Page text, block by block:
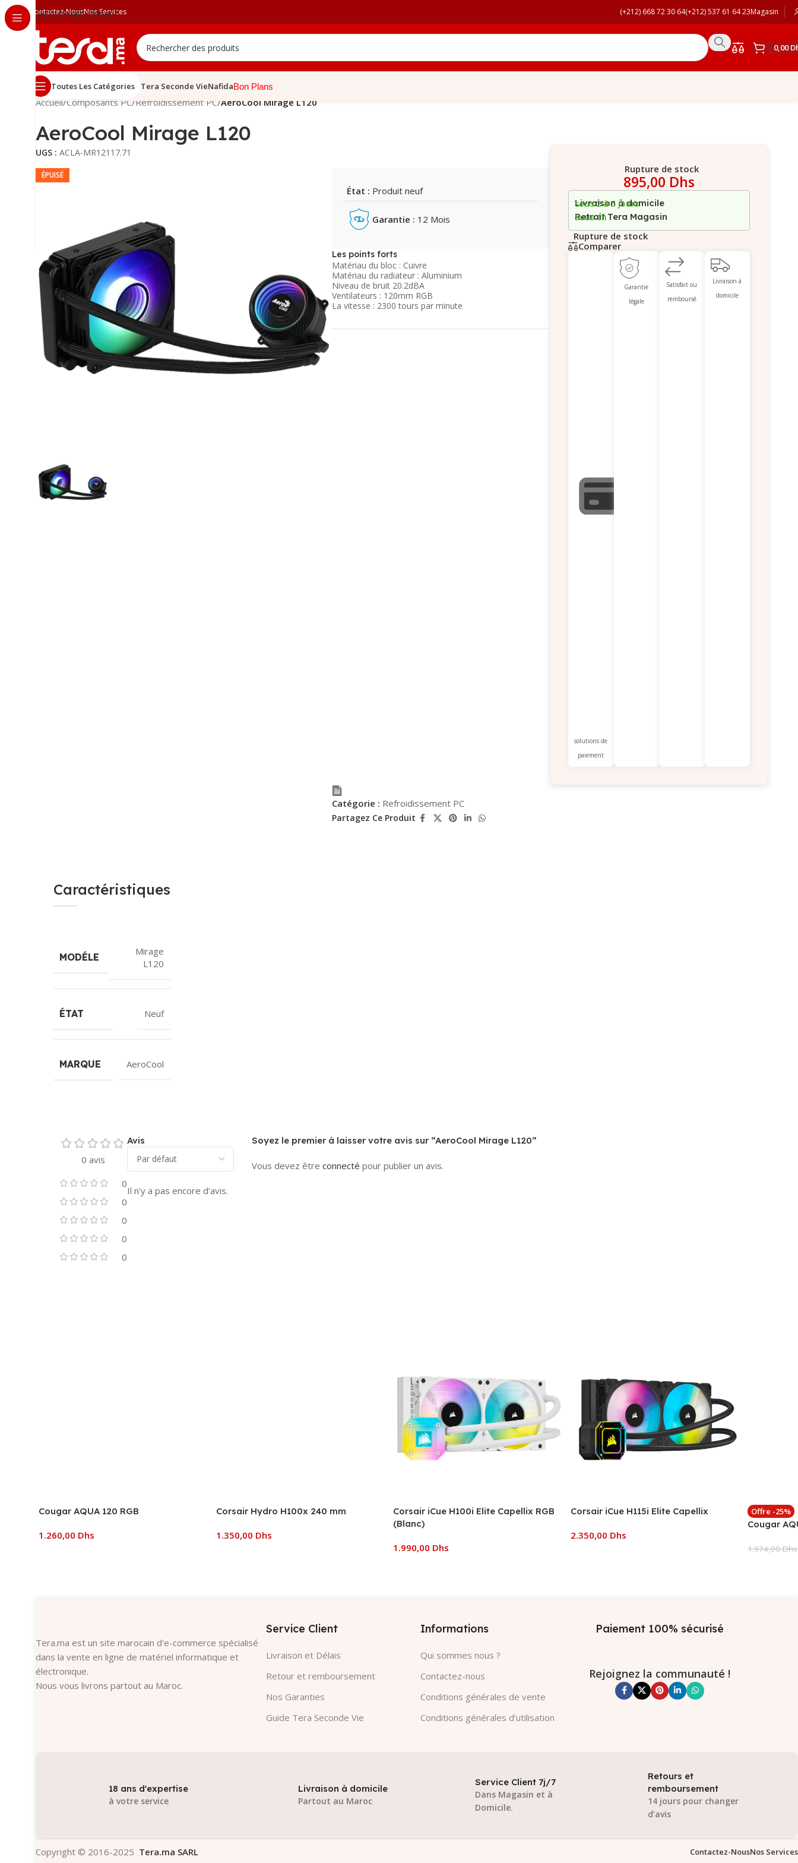
Skip to main content
Contactez-NousNos Services (+212) 668 72 30 64(+212) 537 61 64 23Magasin
0,00
Toutes Les Catégories Tera Seconde VieNafidaBon Plans
Accueil/Composants PC/Refroidissement PC/AeroCool Mirage L120
AeroCool Mirage L120
UGS : ACLA-MR12117.71
ÉPUISÉ
État : Produit neuf
Garantie : 12 Mois
Les points forts
Matériau du bloc : Cuivre
Matériau du radiateur : Aluminium
Niveau de bruit 20.2dBA
Ventilateurs : 120mm RGB
La vitesse : 2300 tours par minute
Rupture de stock
895,00 Dhs
Livraison à domicile
sous 2 à 5 jours
Retrait Tera Magasin
Sous 1h
Rupture de stock
Comparer
solutions de
paiement
Garantie
légale
Satisfait ou
remboursé
Livraison à
domicile
Catégorie : Refroidissement PC
Partagez Ce Produit
Caractéristiques
MODÉLE
Mirage
L120
ÉTAT Neuf
MARQUE AeroCool
0 avis
0
0
0
0
0
Avis
Il n’y a pas encore d’avis.
Soyez le premier à laisser votre avis sur “AeroCool Mirage L120”
Vous devez être connecté pour publier un avis.
Cougar AQUA 120 RGB
1.260,00 Dhs
Corsair Hydro H100x 240 mm
1.350,00 Dhs
Corsair iCue H100i Elite Capellix RGB
(Blanc)
1.990,00 Dhs
Corsair iCue H115i Elite Capellix
2.350,00 Dhs
Offre -25%
Cougar
1.974,00Dhs
Tera.ma est un site marocain d'e-commerce spécialisé
dans la vente en ligne de matériel informatique et
électronique.
Nous vous livrons partout au Maroc.
Service Client
Livraison et Délais
Retour et remboursement
Nos Garanties​
Guide Tera Seconde Vie
Informations
Qui sommes nous ?
Contactez-nous
Conditions générales de vente
Conditions générales d’utilisation
Paiement 100% sécurisé
Rejoignez la communauté !
18 ans d'expertise
à votre service
Livraison à domicile
Partout au Maroc
Service Client 7j/7
Dans Magasin et à
Domicile.
Retours et
remboursement
14 jours pour changer
d’avis
Copyright © 2016-2025 Tera.ma SARL Contactez-NousNos Services